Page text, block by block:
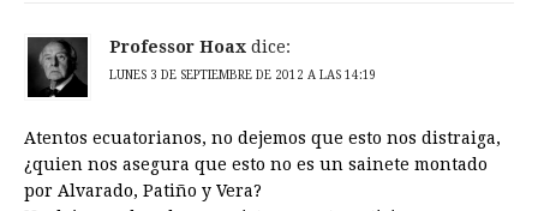
Professor Hoax dice:
LUNES 3 DE SEPTIEMBRE DE 2012 A LAS 14:19
Atentos ecuatorianos, no dejemos que esto nos distraiga,
¿quien nos asegura que esto no es un sainete montado
por Alvarado, Patiño y Vera?